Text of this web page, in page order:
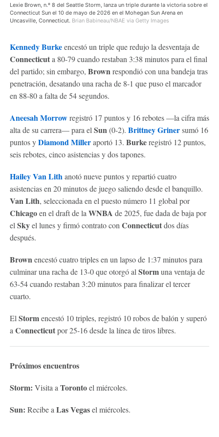
Lexie Brown, n.º 8 del Seattle Storm, lanza un triple durante la victoria sobre el
Connecticut Sun el 10 de mayo de 2026 en el Mohegan Sun Arena en
Uncasville, Connecticut. Brian Babineau/NBAE via Getty Images
Kennedy Burkeencestó un triple que redujo la desventaja de
Connecticuta 80-79 cuando restaban 3:38 minutos para el final
del partido; sin embargo, Brownrespondió con una bandeja tras
penetración, desatando una racha de 8-1 que puso el marcador
en 88-80 a falta de 54 segundos.
Aneesah Morrowregistró 17 puntos y 16 rebotes —la cifra más
alta de su carrera— para el Sun(0-2). Brittney Grinersumó 16
puntos yDiamond Milleraportó 13. Burkeregistró 12 puntos,
seis rebotes, cinco asistencias y dos tapones.
Hailey Van Lithanotó nueve puntos y repartió cuatro
asistencias en 20 minutos de juego saliendo desde el banquillo.
Van Lith, seleccionada en el puesto número 11 global por
Chicagoen el draft de la WNBA de 2025, fue dada de baja por
el Skyel lunes y firmó contrato con Connecticutdos días
después.
Brownencestó cuatro triples en un lapso de 1:37 minutos para
culminar una racha de 13-0 que otorgó al Stormuna ventaja de
63-54 cuando restaban 3:20 minutos para finalizar el tercer
cuarto.
El Stormencestó 10 triples, registró 10 robos de balón y superó
a Connecticutpor 25-16 desde la línea de tiros libres.
Próximos encuentros
Storm: Visita a Torontoel miércoles.
Sun: Recibe a Las Vegasel miércoles.